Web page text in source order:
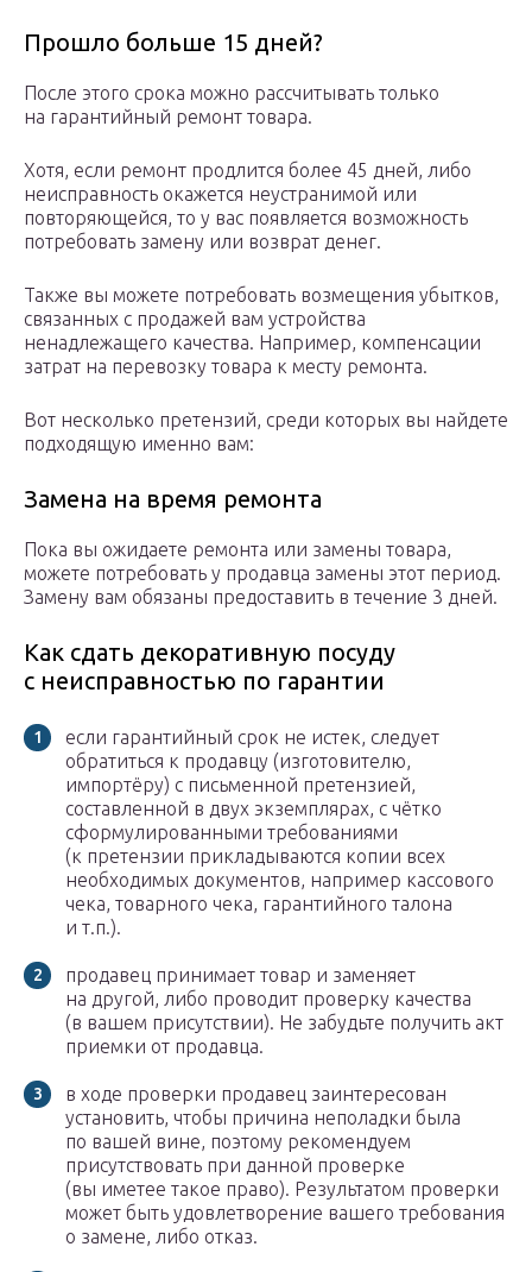
Прошло больше 15 дней?
После этого срока можно рассчитывать только
на гарантийный ремонт товара.
Хотя, если ремонт продлится более 45 дней, либо
неисправность окажется неустранимой или
повторяющейся, то у вас появляется возможность
потребовать замену или возврат денег.
Также вы можете потребовать возмещения убытков,
связанных с продажей вам устройства
ненадлежащего качества. Например, компенсации
затрат на перевозку товара к месту ремонта.
Вот несколько претензий, среди которых вы найдете
подходящую именно вам:
Замена на время ремонта
Пока вы ожидаете ремонта или замены товара,
можете потребовать у продавца замены этот период.
Замену вам обязаны предоставить в течение 3 дней.
Как сдать декоративную посуду
с неисправностью по гарантии
если гарантийный срок не истек, следует
обратиться к продавцу (изготовителю,
импортёру) с письменной претензией,
составленной в двух экземплярах, с чётко
сформулированными требованиями
(к претензии прикладываются копии всех
необходимых документов, например кассового
чека, товарного чека, гарантийного талона
и т.п.).
продавец принимает товар и заменяет
на другой, либо проводит проверку качества
(в вашем присутствии). Не забудьте получить акт
приемки от продавца.
в ходе проверки продавец заинтересован
установить, чтобы причина неполадки была
по вашей вине, поэтому рекомендуем
присутствовать при данной проверке
(вы иметее такое право). Результатом проверки
может быть удовлетворение вашего требования
о замене, либо отказ.